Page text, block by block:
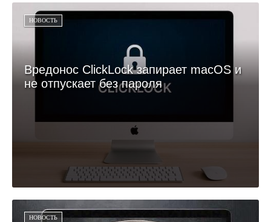
НОВОСТЬ
Вредонос ClickLock запирает macOS и
не отпускает без пароля
НОВОСТЬ